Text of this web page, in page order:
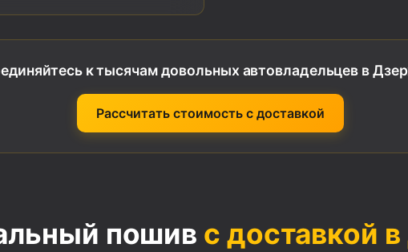
к тысячам довольных автовладельцев в
Рассчитать стоимость с доставкой
пошив с доставкой